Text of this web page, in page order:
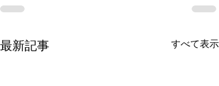
最新記事 すべて表示